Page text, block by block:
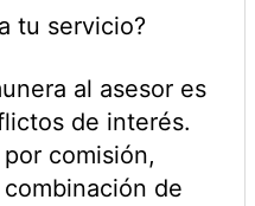
tu servicio?
al asesor es
de interés.
comisión,
de